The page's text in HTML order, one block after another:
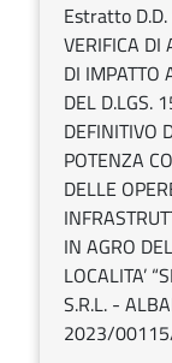
Estratto
VERIFICA DI
DI IMPATTO
DEL D.LGS.
DEFINITIVO
POTENZA
DELLE
IN AGRO
LOCALITA’
S.R.L. -
2023/